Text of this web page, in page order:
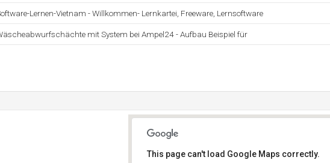
Lernen-Vietnam - Willkommen- Lernkartei, Freeware, Lernsoftware
mit System bei Ampel24 - Aufbau Beispiel für
This page can't load Google Maps correctly.